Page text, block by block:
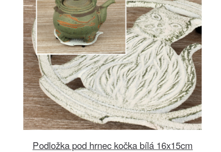
Podložka pod hrnec kočka bílá 16x15cm